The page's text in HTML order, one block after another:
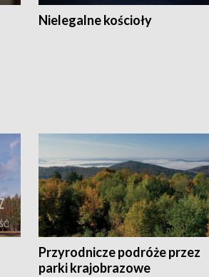
Nielegalne kościoły
Przyrodnicze podróże przez
parki krajobrazowe